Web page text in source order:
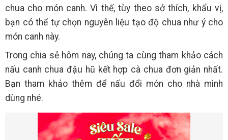
chua cho món canh. Vì thế, tùy theo sở thích, khẩu vị,
bạn có thể tự chọn nguyên liệu tạo độ chua như ý cho
món canh này.
Trong chia sẻ hôm nay, chúng ta cùng tham khảo cách
nấu canh chua đậu hũ kết hợp cà chua đơn giản nhất.
Bạn tham khảo thêm để nấu đổi món cho nhà mình
dùng nhé.